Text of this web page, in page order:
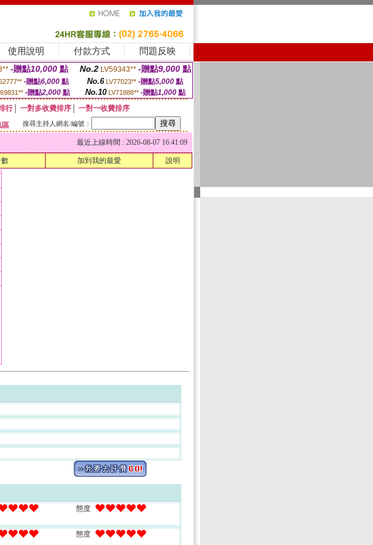
使用說明 付款方式 問題反映
-贈點10,000 點 No.2 LV59343** -贈點9,000 點
-贈點6,000點 No.6 LV77023** -贈點5,000點
-贈點2,000點 No.10 LV71888** -贈點1,000 點
行│ 一對多收費排序
一對一收費排序
區 搜尋主持人網名/編號：
最近上線時間 : 2026-08-07 16:41:09
加到我的最愛 說明
態度
態度